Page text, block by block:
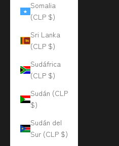
Somalia
(CLP $)
Sri Lanka
(CLP $)
Sudáfrica
(CLP $)
Sudán (CLP
$)
Sudán del
Sur (CLP $)